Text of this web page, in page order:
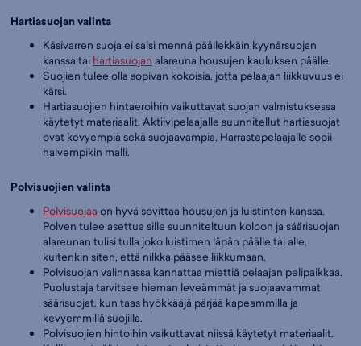
Hartiasuojan valinta
Käsivarren suoja ei saisi mennä päällekkäin kyynärsuojan
kanssa tai hartiasuojan alareuna housujen kauluksen päälle.
Suojien tulee olla sopivan kokoisia, jotta pelaajan liikkuvuus ei
kärsi.
Hartiasuojien hintaeroihin vaikuttavat suojan valmistuksessa
käytetyt materiaalit. Aktiivipelaajalle suunnitellut hartiasuojat
ovat kevyempiä sekä suojaavampia. Harrastepelaajalle sopii
halvempikin malli.
Polvisuojien valinta
Polvisuojaa on hyvä sovittaa housujen ja luistinten kanssa.
Polven tulee asettua sille suunniteltuun koloon ja säärisuojan
alareunan tulisi tulla joko luistimen läpän päälle tai alle,
kuitenkin siten, että nilkka pääsee liikkumaan.
Polvisuojan valinnassa kannattaa miettiä pelaajan pelipaikkaa.
Puolustaja tarvitsee hieman leveämmät ja suojaavammat
säärisuojat, kun taas hyökkääjä pärjää kapeammilla ja
kevyemmillä suojilla.
Polvisuojien hintoihin vaikuttavat niissä käytetyt materiaalit.